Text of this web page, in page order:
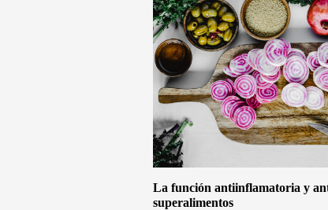
La función antiinflamatoria y
superalimentos